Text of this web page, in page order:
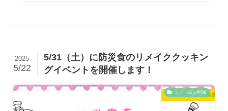
5/31（土）に防災食のリメイククッキン
グイベントを開催します！
2025
5/22
フードロス削減